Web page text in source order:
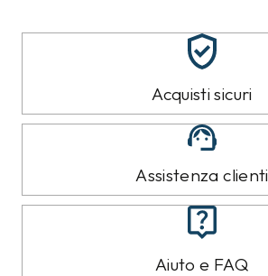
Acquisti sicuri
Assistenza clienti
Aiuto e FAQ